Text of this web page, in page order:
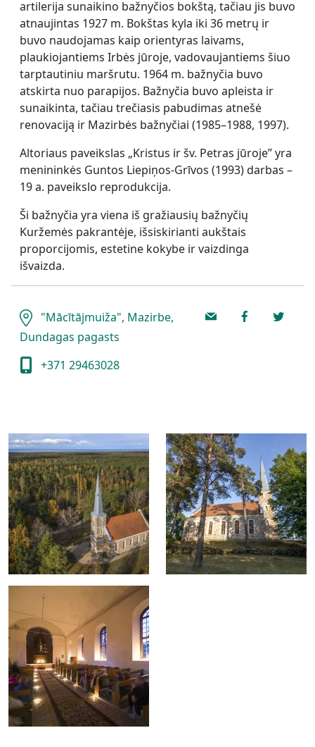
artilerija sunaikino bažnyčios bokštą, tačiau jis buvo
atnaujintas 1927 m. Bokštas kyla iki 36 metrų ir
buvo naudojamas kaip orientyras laivams,
plaukiojantiems Irbės jūroje, vadovaujantiems šiuo
tarptautiniu maršrutu. 1964 m. bažnyčia buvo
atskirta nuo parapijos. Bažnyčia buvo apleista ir
sunaikinta, tačiau trečiasis pabudimas atnešė
renovaciją ir Mazirbės bažnyčiai (1985–1988, 1997).
Altoriaus paveikslas „Kristus ir šv. Petras jūroje” yra
menininkės Guntos Liepiņos-Grīvos (1993) darbas –
19 a. paveikslo reprodukcija.
Ši bažnyčia yra viena iš gražiausių bažnyčių
Kuržemės pakrantėje, išsiskirianti aukštais
proporcijomis, estetine kokybe ir vaizdinga
išvaizda.
"Mācītājmuiža", Mazirbe,
Dundagas pagasts
+371 29463028